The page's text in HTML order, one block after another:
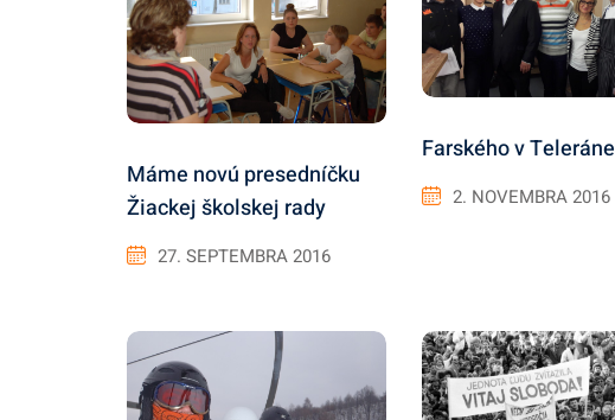
Máme novú presedníčku
Žiackej školskej rady
27. SEPTEMBRA 2016
Farského v Teleráne
2. NOVEMBRA 2016